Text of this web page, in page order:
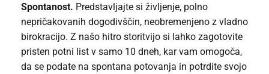
Spontanost. Predstavljajte si življenje, polno
nepričakovanih dogodivščin, neobremenjeno z vladno
birokracijo. Z našo hitro storitvijo si lahko zagotovite
pristen potni list v samo 10 dneh, kar vam omogoča,
da se podate na spontana potovanja in potrdite svojo